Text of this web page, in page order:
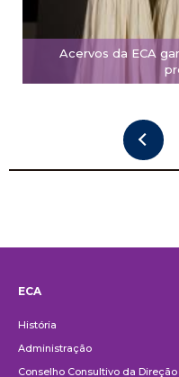
Acervos da ECA
ECA
História
Administração
Conselho Consultivo da Direção